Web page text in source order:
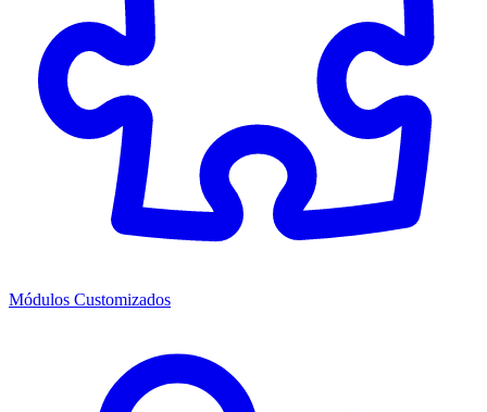
Módulos Customizados